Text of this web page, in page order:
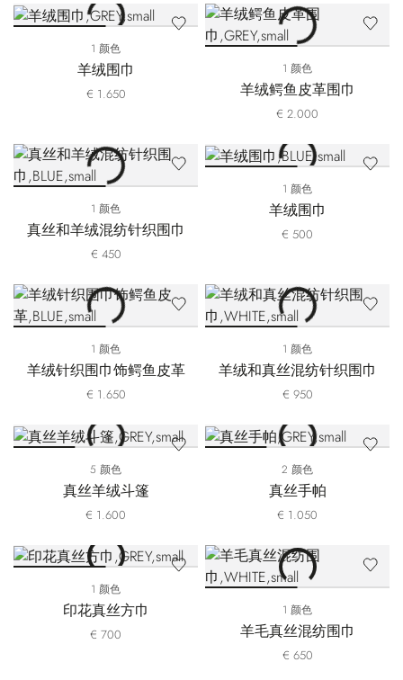
1 颜色
羊绒围巾
€ 1.650
1 颜色
羊绒鳄鱼皮革围巾
€ 2.000
1 颜色
真丝和羊绒混纺针织围巾
€ 450
1 颜色
羊绒围巾
€ 500
1 颜色
羊绒针织围巾饰鳄鱼皮革
€ 1.650
1 颜色
羊绒和真丝混纺针织围巾
€ 950
5 颜色
真丝羊绒斗篷
€ 1.600
2 颜色
真丝手帕
€ 1.050
1 颜色
印花真丝方巾
€ 700
1 颜色
羊毛真丝混纺围巾
€ 650